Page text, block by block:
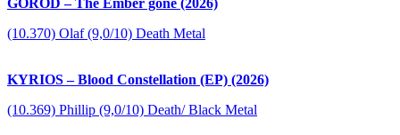
GOROD – The Ember gone (2026)
(10.370) Olaf (9,0/10) Death Metal
KYRIOS – Blood Constellation (EP) (2026)
(10.369) Phillip (9,0/10) Death/ Black Metal